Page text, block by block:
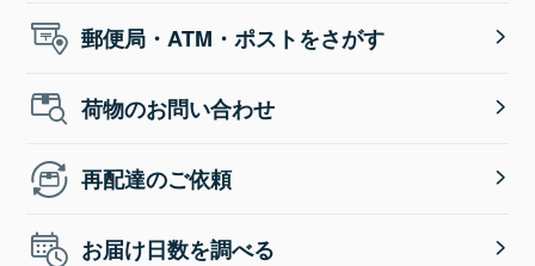
郵便局・ATM・ポストをさがす
荷物のお問い合わせ
再配達のご依頼
お届け日数を調べる